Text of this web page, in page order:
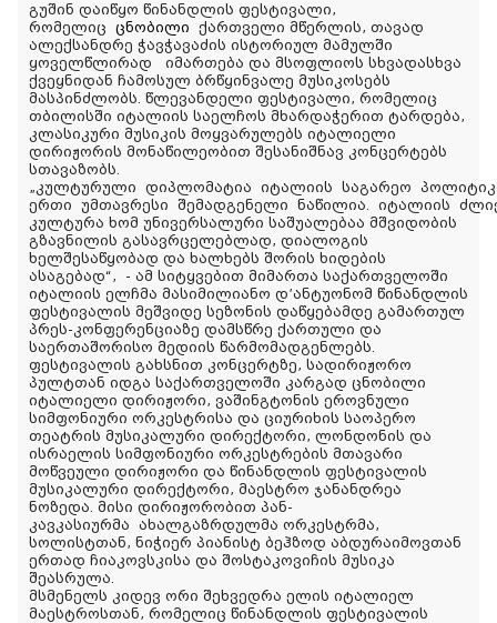
გუშინ დაიწყო წინანდლის ფესტივალი,
რომელიც ცნობილი ქართველი მწერლის, თავად
ალექსანდრე ჭავჭავაძის ისტორიულ მამულში
ყოველწლირად იმართება და მსოფლიოს სხვადასხვა
ქვეყნიდან ჩამოსულ ბრწყინვალე მუსიკოსებს
მასპინძლობს. წლევანდელი ფესტივალი, რომელიც
თბილისში იტალიის საელჩოს მხარდაჭერით ტარდება,
კლასიკური მუსიკის მოყვარულებს იტალიელი
დირიჟორის მონაწილეობით შესანიშნავ კონცერტებს
სთავაზობს.
„კულტურული დიპლომატია იტალიის საგარეო
ერთი
უმთავრესი შემადგენელი ნაწილია. იტალიის
კულტურა ხომ უნივერსალური საშუალებაა მშვიდობის
გზავნილის გასავრცელებლად, დიალოგის
ხელშესაწყობად და ხალხებს შორის ხიდების
ასაგებად“, - ამ სიტყვებით მიმართა საქართველოში
იტალიის ელჩმა მასიმილიანო დ’ანტუონომ წინანდლის
ფესტივალის მეშვიდე სეზონის დაწყებამდე გამართულ
პრეს-კონფერენციაზე დამსწრე ქართული და
საერთაშორისო მედიის წარმომადგენლებს.
ფესტივალის გახსნით კონცერტზე, სადირიჟორო
პულტთან იდგა საქართველოში კარგად ცნობილი
იტალიელი დირიჟორი, ვაშინგტონის ეროვნული
სიმფონიური ორკესტრისა და ციურიხის საოპერო
თეატრის მუსიკალური დირექტორი, ლონდონის და
ისრაელის სიმფონიური ორკესტრების მთავარი
მოწვეული დირიჟორი და წინანდლის ფესტივალის
მუსიკალური დირექტორი, მაესტრო ჯანანდრეა
ნოზედა. მისი დირიჟორობით პან-
კავკასიურმა
ახალგაზრდულმა ორკესტრმა,
სოლისტთან, ნიჭიერ პიანისტ ბეჰზოდ აბდურაიმოვთან
ერთად ჩიაკოვსკისა და შოსტაკოვიჩის მუსიკა
შეასრულა.
მსმენელს კიდევ ორი შეხვედრა ელის იტალიელ
მაესტროსთან, რომელიც წინანდლის ფესტივალის